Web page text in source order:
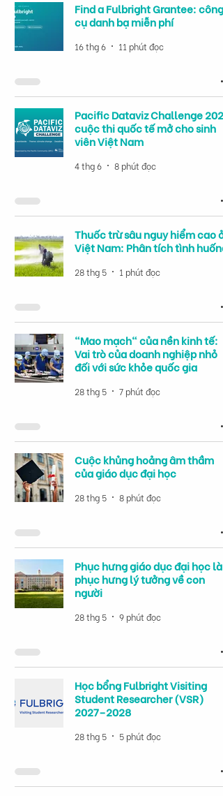
Find a Fulbright Grantee: công
cụ danh bạ miễn phí
16 thg 6 11 phút đọc
Pacific Dataviz Challenge
cuộc thi quốc tế mở cho sinh
viên Việt Nam
4 thg 6 8 phút đọc
Thuốc trừ sâu nguy hiểm cao ở
Việt Nam: Phân tích tình huống
28 thg 5 1 phút đọc
"Mao mạch" của nền kinh tế:
Vai trò của doanh nghiệp nhỏ
đối với sức khỏe quốc gia
28 thg 5 7 phút đọc
Cuộc khủng hoảng âm thầm
của giáo dục đại học
28 thg 5 8 phút đọc
Phục hưng giáo dục đại học là
phục hưng lý tưởng về con
người
28 thg 5 9 phút đọc
Học bổng Fulbright Visiting
Student Researcher (VSR)
2027–2028
28 thg 5 5 phút đọc